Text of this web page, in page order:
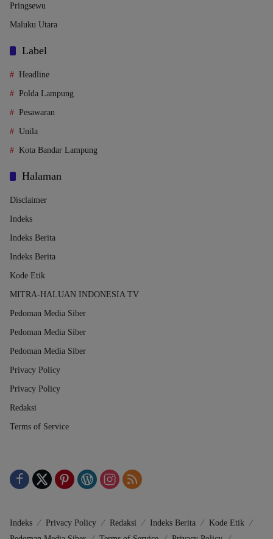
Pringsewu
Maluku Utara
Label
Headline
Polda Lampung
Pesawaran
Unila
Kota Bandar Lampung
Halaman
Disclaimer
Indeks
Indeks Berita
Indeks Berita
Kode Etik
MITRA-HALUAN INDONESIA TV
Pedoman Media Siber
Pedoman Media Siber
Pedoman Media Siber
Privacy Policy
Privacy Policy
Redaksi
Terms of Service
Indeks Privacy Policy Redaksi Indeks Berita
Kode Etik